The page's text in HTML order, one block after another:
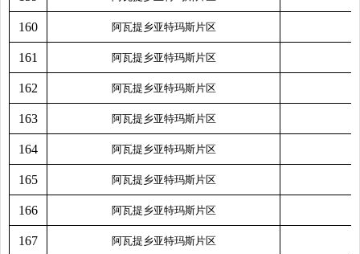
160 阿瓦提乡亚特玛斯片区
161 阿瓦提乡亚特玛斯片区
162 阿瓦提乡亚特玛斯片区
163 阿瓦提乡亚特玛斯片区
164 阿瓦提乡亚特玛斯片区
165 阿瓦提乡亚特玛斯片区
166 阿瓦提乡亚特玛斯片区
167 阿瓦提乡亚特玛斯片区